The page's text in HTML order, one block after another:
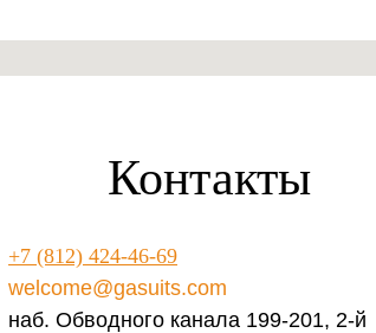
Контакты
+7 (812) 424-46-69
welcome@gasuits.com
наб. Обводного канала 199-201, 2-й